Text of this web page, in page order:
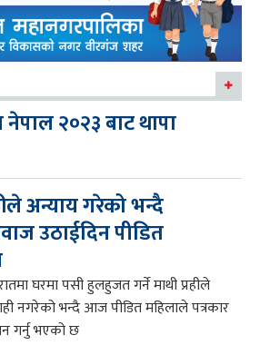
२०२३ बाट थापा
अन्याय गरेको भन्दै
उठाईदिन पीडित
घरमा पसी हुलहुजत गर्ने माथी प्रहीले
नगरेको भन्दै आज पीडित महिलाले पत्रकार
गर्नु भएको छ